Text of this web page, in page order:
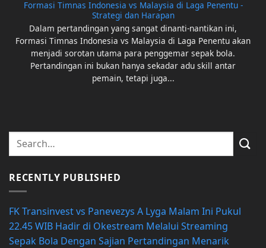
Formasi Timnas Indonesia vs Malaysia di Laga Penentu -
Strategi dan Harapan
Dalam pertandingan yang sangat dinanti-nantikan ini,
Formasi Timnas Indonesia vs Malaysia di Laga Penentu akan
menjadi sorotan utama para penggemar sepak bola.
Pertandingan ini bukan hanya sekadar adu skill antar
pemain, tetapi juga...
RECENTLY PUBLISHED
FK Transinvest vs Panevezys A Lyga Malam Ini Pukul
22.45 WIB Hadir di Okestream Melalui Streaming
Sepak Bola Dengan Sajian Pertandingan Menarik